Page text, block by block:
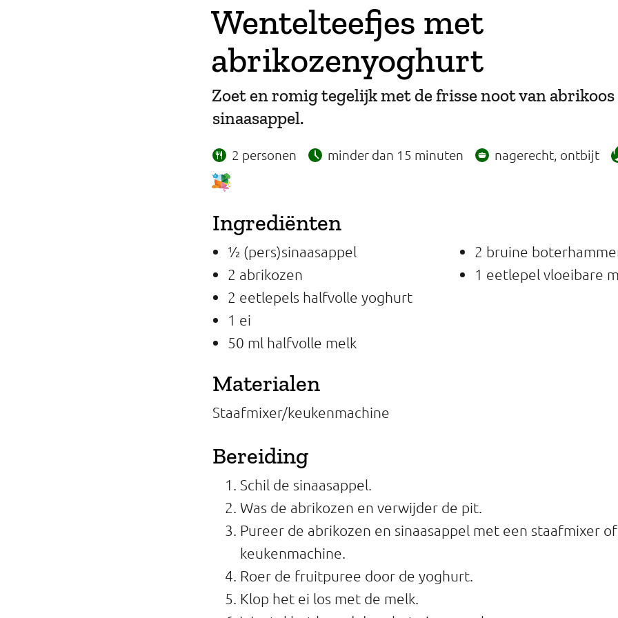
ProfessionalsWentelteefjes met
abrikozenyoghurt
Zoet en romig tegelijk met de frisse noot van abrikoos
sinaasappel.
2 personen minder dan 15 minuten nagerecht, ontbijt
Ingrediënten
½ (pers)sinaasappel
2 abrikozen
2 eetlepels halfvolle yoghurt
1 ei
50 ml halfvolle melk
2 bruine
1 eetlepel vloeibare
Materialen
Staafmixer/keukenmachine
Bereiding
Schil de sinaasappel.
Was de abrikozen en verwijder de pit.
Pureer de abrikozen en sinaasappel met een staafmixer
keukenmachine.
Roer de fruitpuree door de yoghurt.
Klop het ei los met de melk.